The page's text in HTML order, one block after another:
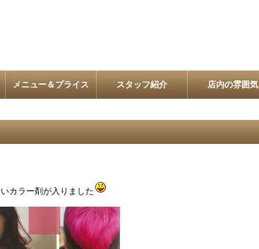
メニュー＆プライス スタッフ紹介 店内の雰囲気
カラー剤が入りました